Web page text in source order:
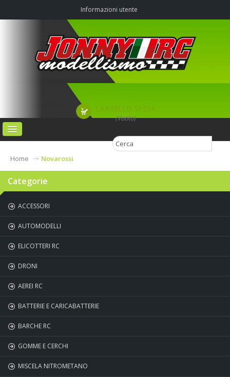
Informazioni utente
CARRELLO SPESA
(Vuoto)
CATEGORIE
AGRIMODEL PISTA OFF-ROAD & CAMPO VOLO
CHI SIAMO
CONTATTI
FREE WHEEL
Home Novarossi
Categorie
ACCESSORI
AUTOMODELLI
ELICOTTERI RC
DRONI
AEREI RC
BATTERIE E CARICABATTERIE
BARCHE RC
GOMME E CERCHI
MISCELA NITROMETANO